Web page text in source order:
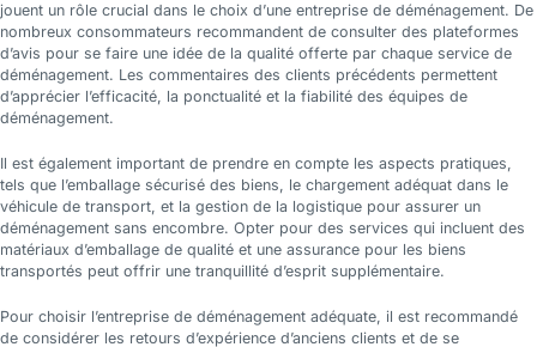
jouent un rôle crucial dans le choix d’une entreprise de déménagement. De
nombreux consommateurs recommandent de consulter des plateformes
d’avis pour se faire une idée de la qualité offerte par chaque service de
déménagement. Les commentaires des clients précédents permettent
d’apprécier l’efficacité, la ponctualité et la fiabilité des équipes de
déménagement.
Il est également important de prendre en compte les aspects pratiques,
tels que l’emballage sécurisé des biens, le chargement adéquat dans le
véhicule de transport, et la gestion de la logistique pour assurer un
déménagement sans encombre. Opter pour des services qui incluent des
matériaux d’emballage de qualité et une assurance pour les biens
transportés peut offrir une tranquillité d’esprit supplémentaire.
Pour choisir l’entreprise de déménagement adéquate, il est recommandé
de considérer les retours d’expérience d’anciens clients et de se